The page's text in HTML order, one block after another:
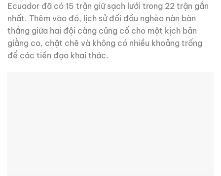
Ecuador đã có 15 trận giữ sạch lưới trong 22 trận gần
nhất. Thêm vào đó, lịch sử đối đầu nghèo nàn bàn
thắng giữa hai đội càng củng cố cho một kịch bản
giằng co, chặt chẽ và không có nhiều khoảng trống
để các tiền đạo khai thác.